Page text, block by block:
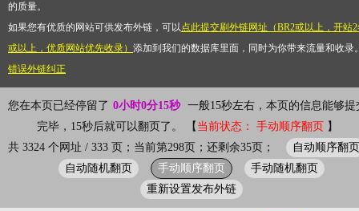
的质量。
如果您有优质的网站可供发布外链，可以点此提交刷外链网址（BR2或以上，开站
或以上，优质网站优先收录） 添加到我们的数据库里面，同时为你带来流量和收录
错误外链纠正
您在本页已经停留了 0小时0分15秒 一般15秒左右，本页的信息能够提
完毕，15秒后就可以翻页了。 【 当前状态： 手动顺序翻页 】
共 3324 个网址 / 333 页；当前第298页；还剩余35页；
自动顺序翻页
自动随机翻页
手动顺序翻页
手动随机翻页
重新设置发布外链